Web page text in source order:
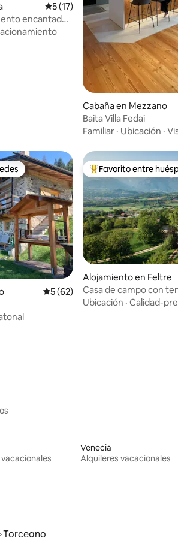
Calificación promedio: 5 de 5,
5 (17)
encantador
Cabaña en Mezzano
Baita Villa Fedai
Familiar · Ubicación ·
preferido
Calificación promedio: 5 de 5,
5 (62)
Favorito entre
Favorito entre
Alojamiento en Feltre
Casa de campo con
Dolomitas
Ubicación · Calidad-
Venecia
Alquileres vacacionales
Torcegno